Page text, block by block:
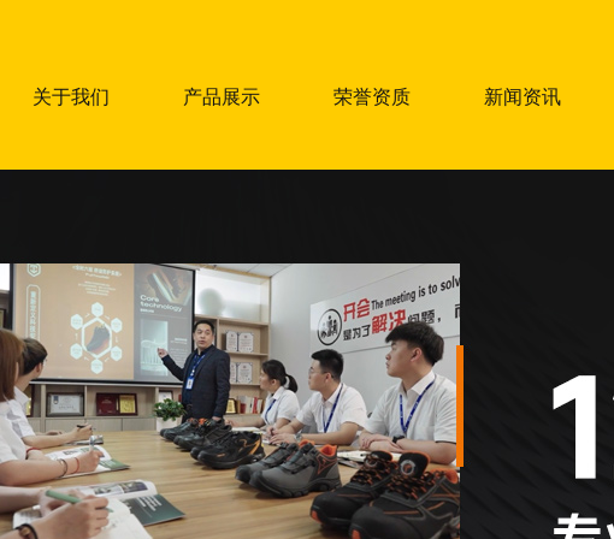
关于我们 产品展示 荣誉资质 新闻资讯